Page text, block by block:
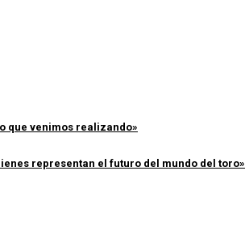
que venimos realizando»
representan el futuro del mundo del toro»